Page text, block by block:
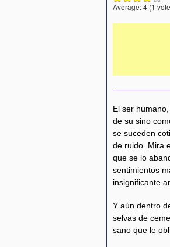
Average:4 (1
El ser
de su sino
se suceden
de ruido. Mira
que se lo
sentimientos
insignificante
Y aún dentro
selvas de
sano que le